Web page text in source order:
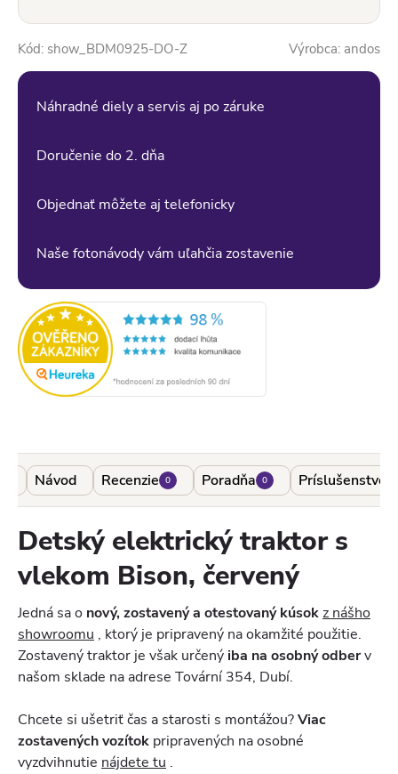
308,96 EUR
Kód: show_BDM0925-DO-Z Výrobca: andos
Náhradné diely a servis aj po záruke
Doručenie do 2. dňa
Objednať môžete aj telefonicky
Naše fotonávody vám uľahčia zostavenie
Návod Recenzie 0 Poradňa 0 Príslušenstvo
Detský elektrický traktor s
vlekom Bison, červený
Jedná sa o nový,zostavený a otestovaný kúsokz nášho
showroomu , ktorý je pripravený na okamžité použitie.
Zostavený traktor je však určený iba na osobný odberv
našom sklade na adrese Tovární 354, Dubí.
Chcete si ušetriť čas a starosti s montážou?Viac
zostavených vozítok pripravených na osobné
vyzdvihnutie nájdete tu .